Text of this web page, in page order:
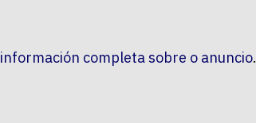
información completa sobre o anuncio.